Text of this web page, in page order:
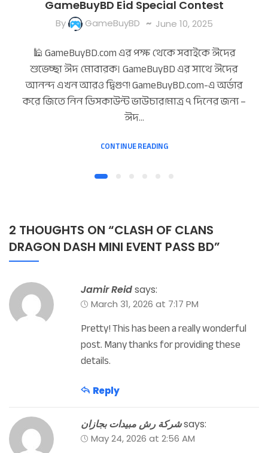
GameBuyBD Eid Special Contest
By GameBuyBD June 10, 2025
🕌 GameBuyBD.com এর পক্ষ থেকে সবাইকে ঈদের
শুভেচ্ছা ঈদ মোবারক। GameBuyBD এর সাথে ঈদের
আনন্দ এখন আরও দ্বিগুণ! GameBuyBD.com-এ অর্ডার
করে জিতে নিন ডিসকাউন্ট ভাউচার!মাত্র ৭ দিনের জন্য –
ঈদ…
CONTINUE READING
2 THOUGHTS ON “CLASH OF CLANS
DRAGON DASH MINI EVENT PASS BD”
Jamir Reidsays:
March 31, 2026 at 7:17 PM
Pretty! This has been a really wonderful
post. Many thanks for providing these
details.
Reply
شركة رش مبيدات بجازانsays:
May 24, 2026 at 2:56 AM